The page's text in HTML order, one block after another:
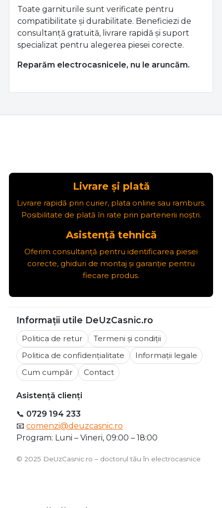
Toate garniturile sunt verificate pentru
compatibilitate și durabilitate. Beneficiezi de
consultanță gratuită, livrare rapidă și suport
specializat pentru alegerea piesei corecte.
Reparăm electrocasnicele, nu le aruncăm.
Livrare și plată
Livrare rapidă prin curier, plata online sau ramburs.
Posibilitate de plată în rate prin partenerii noștri.
Asistență tehnică
Oferim consultanță pentru identificarea piesei
corecte, ghiduri de montaj și garanție pentru
fiecare produs.
Informații utile DeUzCasnic.ro
Politica de retur
Termeni și condiții
Politica de confidențialitate
Informații legale
Cum cumpăr
Contact
Asistență clienți
📞 0729 194 233
📧 comenzi@deuzcasnic.ro
Program: Luni – Vineri, 09:00 – 18:00
©️ 2025 DeUzCasnic.ro – doctorul tău în electrocasnice